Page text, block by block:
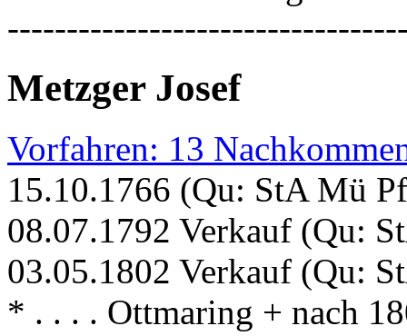
Metzger Josef
Vorfahren: 13
15.10.1766 (Qu: StA Mü
08.07.1792 Verkauf (Qu:
03.05.1802 Verkauf (Qu:
* . . . . Ottmaring + nach